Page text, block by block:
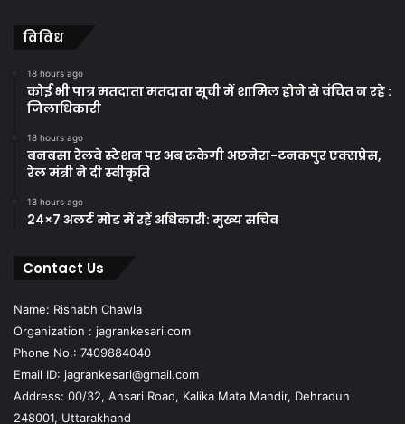
विविध
18 hours ago
कोई भी पात्र मतदाता मतदाता सूची में शामिल होने से वंचित न रहे :
जिलाधिकारी
18 hours ago
बनबसा रेलवे स्टेशन पर अब रुकेगी अछनेरा-टनकपुर एक्सप्रेस,
रेल मंत्री ने दी स्वीकृति
18 hours ago
24×7 अलर्ट मोड में रहें अधिकारी: मुख्य सचिव
Contact Us
Name: Rishabh Chawla
Organization : jagrankesari.com
Phone No.: 7409884040
Email ID: jagrankesari@gmail.com
Address: 00/32, Ansari Road, Kalika Mata Mandir, Dehradun
248001, Uttarakhand